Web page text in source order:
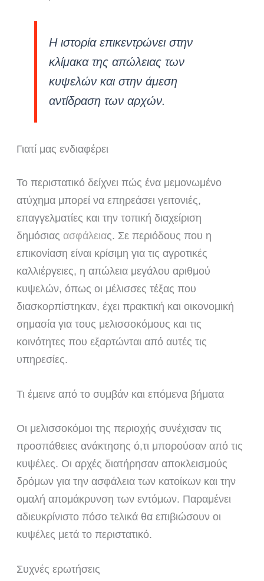
Η ιστορία επικεντρώνει στην
κλίμακα της απώλειας των
κυψελών και στην άμεση
αντίδραση των αρχών.
Γιατί μας ενδιαφέρει
Το περιστατικό δείχνει πώς ένα μεμονωμένο
ατύχημα μπορεί να επηρεάσει γειτονιές,
επαγγελματίες και την τοπική διαχείριση
δημόσιας ασφάλειας. Σε περιόδους που η
επικονίαση είναι κρίσιμη για τις αγροτικές
καλλιέργειες, η απώλεια μεγάλου αριθμού
κυψελών, όπως οι μέλισσες τέξας που
διασκορπίστηκαν, έχει πρακτική και οικονομική
σημασία για τους μελισσοκόμους και τις
κοινότητες που εξαρτώνται από αυτές τις
υπηρεσίες.
Τι έμεινε από το συμβάν και επόμενα βήματα
Οι μελισσοκόμοι της περιοχής συνέχισαν τις
προσπάθειες ανάκτησης ό,τι μπορούσαν από τις
κυψέλες. Οι αρχές διατήρησαν αποκλεισμούς
δρόμων για την ασφάλεια των κατοίκων και την
ομαλή απομάκρυνση των εντόμων. Παραμένει
αδιευκρίνιστο πόσο τελικά θα επιβιώσουν οι
κυψέλες μετά το περιστατικό.
Συχνές ερωτήσεις